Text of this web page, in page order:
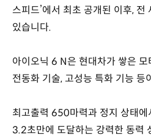
스피드’에서 최초 공개된 이후, 전
있습니다.
아이오닉 6 N은 현대차가 쌓은
전동화 기술, 고성능 특화 기능 등
최고출력 650마력과 정지 상태
3.2초만에 도달하는 강력한 동력